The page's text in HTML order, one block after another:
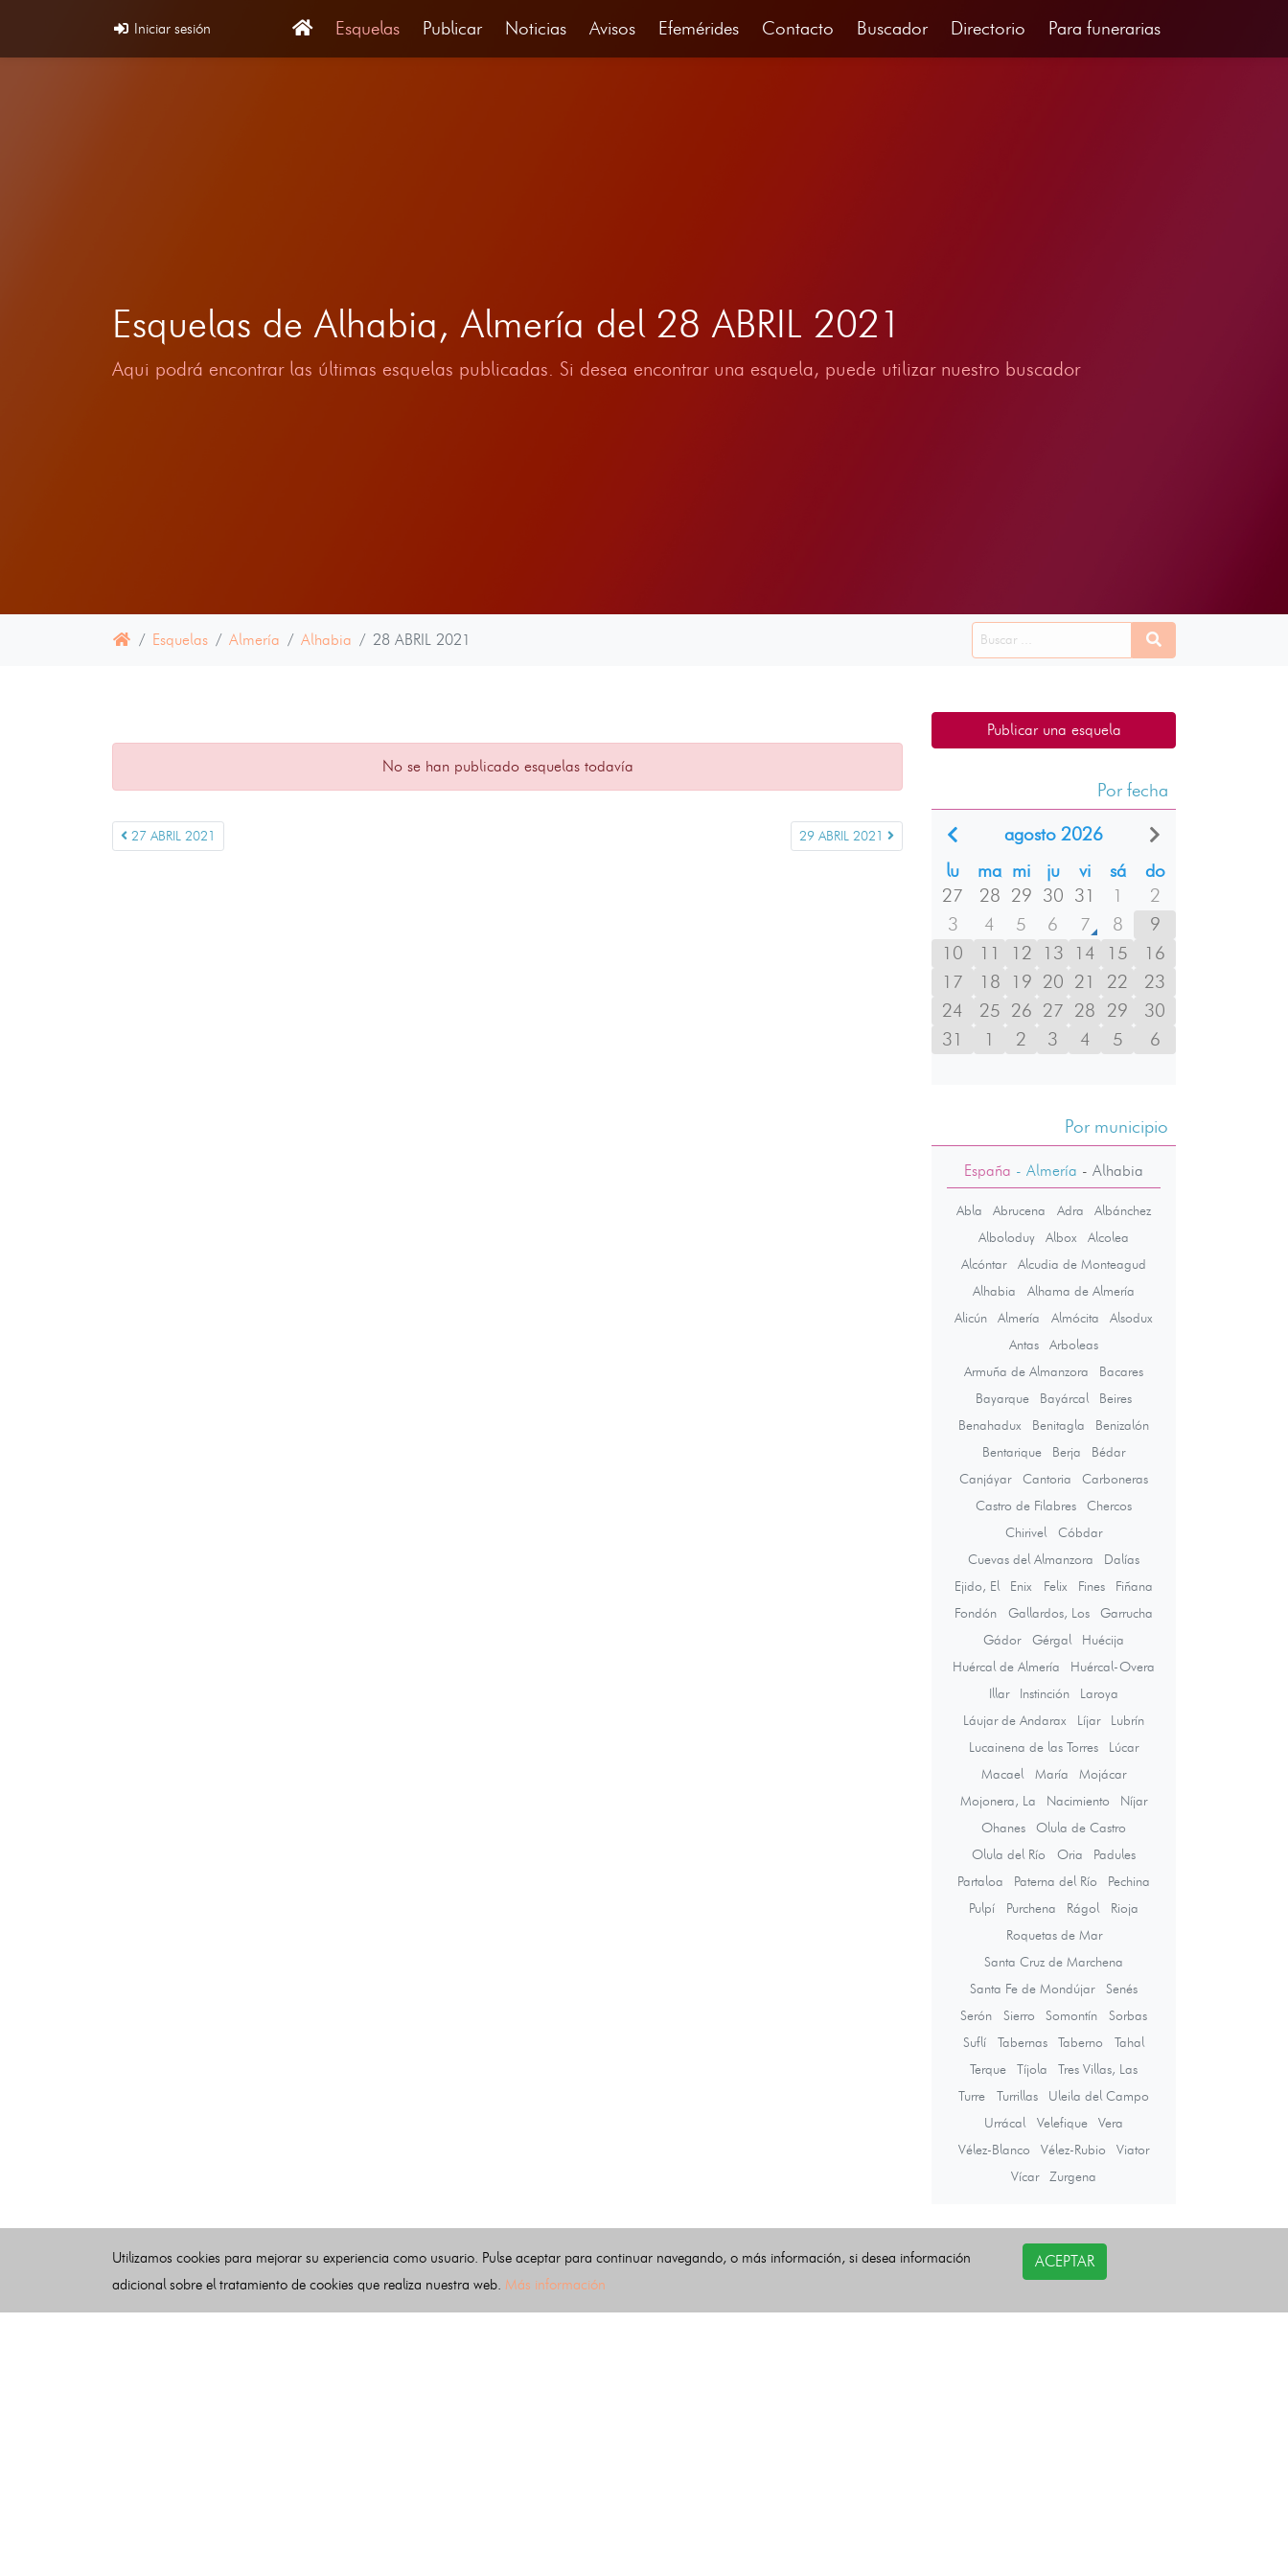
Iniciar sesión Esquelas Publicar Noticias Avisos Efemérides Contacto Buscador Directorio Para funerarias
Esquelas de Alhabia, Almería del 28 ABRIL 2021
Aqui podrá encontrar las últimas esquelas publicadas. Si desea encontrar una esquela, puede utilizar nuestro buscador
Esquelas Almería Alhabia 28 ABRIL 2021
No se han publicado esquelas todavía
27 ABRIL 2021 29 ABRIL 2021
Publicar una esquela
Por fecha
agosto 2026
lu
ma mi ju vi sá
do
27
28 29 30 31 1
2
3
4 5 6 7 8
9
10
11 12 13 14 15
16
17
18 19 20 21 22
23
24
25 26 27 28 29
30
31
1 2 3 4 5 6
Por municipio
España - Almería - Alhabia
Abla Abrucena Adra
Albánchez
Alboloduy
Albox
Alcolea
Alcóntar
Alcudia de Monteagud
Alhabia
Alhama de Almería
Alicún
Almería Almócita
Alsodux
Antas
Arboleas
Armuña de Almanzora
Bacares
Bayarque
Bayárcal
Beires
Benahadux
Benitagla
Benizalón
Bentarique
Berja
Bédar
Canjáyar
Cantoria
Carboneras
Castro de Filabres
Chercos
Chirivel
Cóbdar
Cuevas del Almanzora
Dalías
Ejido, El
Enix Felix Fines
Fiñana
Fondón
Gallardos, Los
Garrucha
Gádor
Gérgal
Huécija
Huércal de Almería
Huércal-Overa
Illar
Instinción
Laroya
Láujar de Andarax
Líjar
Lubrín
Lucainena de las Torres
Lúcar
Macael
María
Mojácar
Mojonera, La
Nacimiento
Níjar
Ohanes
Olula de Castro
Olula del Río
Oria
Padules
Partaloa
Paterna del Río
Pechina
Pulpí
Purchena Rágol
Rioja
Roquetas de Mar
Santa Cruz de Marchena
Santa Fe de Mondújar
Senés
Serón
Sierro Somontín
Sorbas
Suflí
Tabernas Taberno
Tahal
Terque
Tíjola
Tres Villas, Las
Turre
Turrillas
Uleila del Campo
Urrácal
Velefique
Vera
Vélez-Blanco
Vélez-Rubio
Viator
Vícar
Zurgena
Últimas noticias
Utilizamos cookies para mejorar su experiencia como usuario. Pulse aceptar para continuar navegando, o más información, si desea información
adicional sobre el tratamiento de cookies que realiza nuestra web. Más información
ACEPTAR